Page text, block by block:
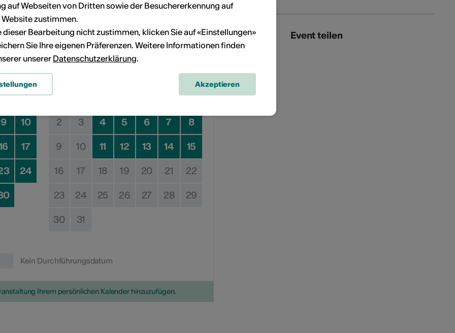
So
2 3
9 10
17
24
Dezember 2024
So
1
2 3 4 5 6 7 8
9 10 11 12 13 14 15
16 17 18 19 20 21 22
23 24 25 26 27 28 29
30 31
Kein Durchführungsdatum
Ihrem persönlichen Kalender hinzuzufügen.
Event teilen
auf Webseiten von Dritten sowie der Besuchererkennung auf
Website zustimmen.
dieser Bearbeitung nicht zustimmen, klicken Sie auf «Einstellungen»
Sie Ihre eigenen Präferenzen. Weitere Informationen finden
unserer Datenschutzerklärung.
Akzeptieren